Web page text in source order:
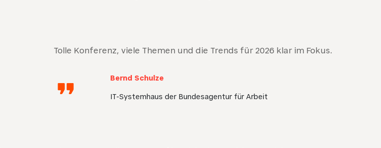
Tolle Konferenz, viele Themen und die Trends für 2026 klar im Fokus.
Bernd Schulze
IT-Systemhaus der Bundesagentur für Arbeit